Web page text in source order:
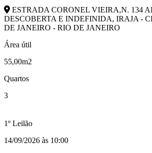
ESTRADA CORONEL VIEIRA,N. 134
DESCOBERTA E INDEFINIDA, IRAJA -
DE JANEIRO - RIO DE JANEIRO
Área útil
55,00m2
Quartos
3
1º Leilão
14/09/2026 às 10:00